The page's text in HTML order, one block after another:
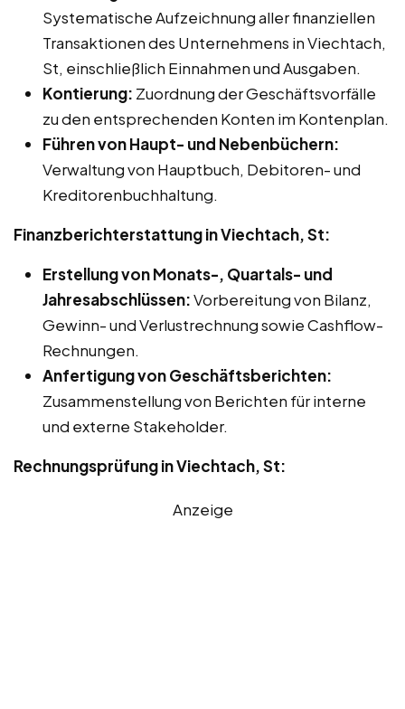
Systematische Aufzeichnung aller finanziellen
Transaktionen des Unternehmens in Viechtach,
St, einschließlich Einnahmen und Ausgaben.
Kontierung: Zuordnung der Geschäftsvorfälle
zu den entsprechenden Konten im Kontenplan.
Führen von Haupt- und Nebenbüchern:
Verwaltung von Hauptbuch, Debitoren- und
Kreditorenbuchhaltung.
Finanzberichterstattung in Viechtach, St:
Erstellung von Monats-, Quartals- und
Jahresabschlüssen:Vorbereitung von Bilanz,
Gewinn- und Verlustrechnung sowie Cashflow-
Rechnungen.
Anfertigung von Geschäftsberichten:
Zusammenstellung von Berichten für interne
und externe Stakeholder.
Rechnungsprüfung in Viechtach, St:
Anzeige